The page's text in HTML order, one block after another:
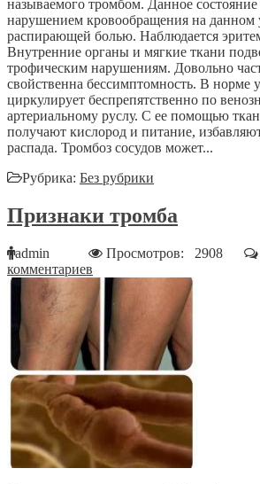
называемого тромбом. Данное состояние
нарушением кровообращения на данном
распирающей болью. Наблюдается
Внутренние органы и мягкие ткани
трофическим нарушениям. Довольно
свойственна бессимптомность. В норме
циркулирует беспрепятственно по
артериальному руслу. С ее помощью
получают кислород и питание,
распада. Тромбоз сосудов может...
Рубрика: Без рубрики
Признаки тромба
admin Просмотров: 2908
комментариев